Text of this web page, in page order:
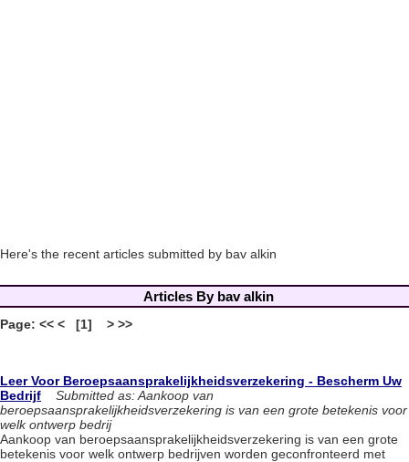
Here's the recent articles submitted by bav alkin
Articles By bav alkin
Page: << < [1] > >>
Leer Voor Beroepsaansprakelijkheidsverzekering - Bescherm Uw
Bedrijf
Submitted as: Aankoop van
beroepsaansprakelijkheidsverzekering is van een grote betekenis voor
welk ontwerp bedrij
Aankoop van beroepsaansprakelijkheidsverzekering is van een grote
betekenis voor welk ontwerp bedrijven worden geconfronteerd met